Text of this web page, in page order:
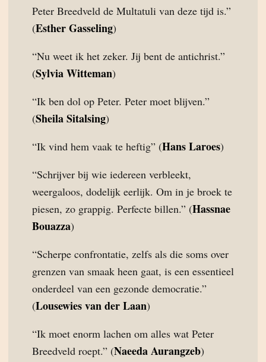
Peter Breedveld de Multatuli van deze tijd is.”
(Esther Gasseling)
“Nu weet ik het zeker. Jij bent de antichrist.”
(Sylvia Witteman)
“Ik ben dol op Peter. Peter moet blijven.”
(Sheila Sitalsing)
“Ik vind hem vaak te heftig” (Hans Laroes)
“Schrijver bij wie iedereen verbleekt,
weergaloos, dodelijk eerlijk. Om in je broek te
piesen, zo grappig. Perfecte billen.” (Hassnae
Bouazza)
“Scherpe confrontatie, zelfs als die soms over
grenzen van smaak heen gaat, is een essentieel
onderdeel van een gezonde democratie.”
(Lousewies van der Laan)
“Ik moet enorm lachen om alles wat Peter
Breedveld roept.” (Naeeda Aurangzeb)